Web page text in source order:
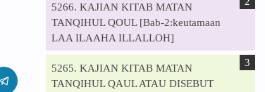
5266. KAJIAN KITAB MATAN
TANQIHUL QOUL [Bab-2:keutamaan
LAA ILAAHA ILLALLOH]
5265. KAJIAN KITAB MATAN
TANQIHUL QAUL ATAU DISEBUT